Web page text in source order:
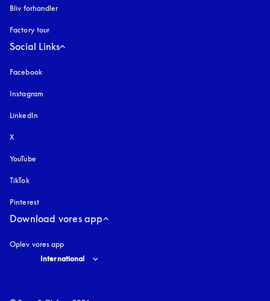
Bliv forhandler
Factory tour
Social Links
Facebook
Instagram
LinkedIn
X
YouTube
TikTok
Pinterest
Download vores app
Oplev vores app
Select country and language
International